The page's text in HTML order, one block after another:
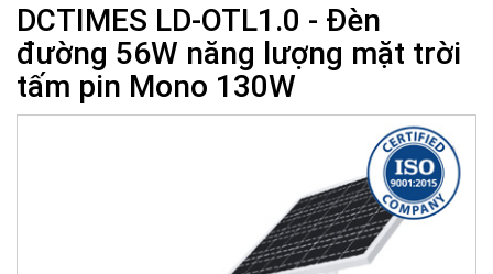
DCTIMES LD-OTL1.0 - Đèn
đường 56W năng lượng mặt trời
tấm pin Mono 130W